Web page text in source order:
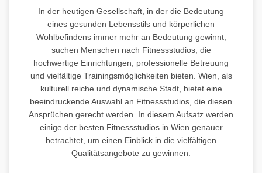
In der heutigen Gesellschaft, in der die Bedeutung
eines gesunden Lebensstils und körperlichen
Wohlbefindens immer mehr an Bedeutung gewinnt,
suchen Menschen nach Fitnessstudios, die
hochwertige Einrichtungen, professionelle Betreuung
und vielfältige Trainingsmöglichkeiten bieten. Wien, als
kulturell reiche und dynamische Stadt, bietet eine
beeindruckende Auswahl an Fitnessstudios, die diesen
Ansprüchen gerecht werden. In diesem Aufsatz werden
einige der besten Fitnessstudios in Wien genauer
betrachtet, um einen Einblick in die vielfältigen
Qualitätsangebote zu gewinnen.